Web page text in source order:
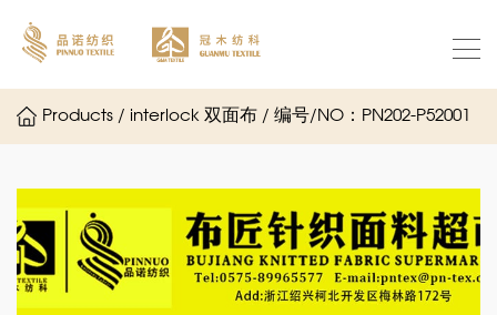
Products / interlock 双面布 / 编号/NO：PN202-P52001